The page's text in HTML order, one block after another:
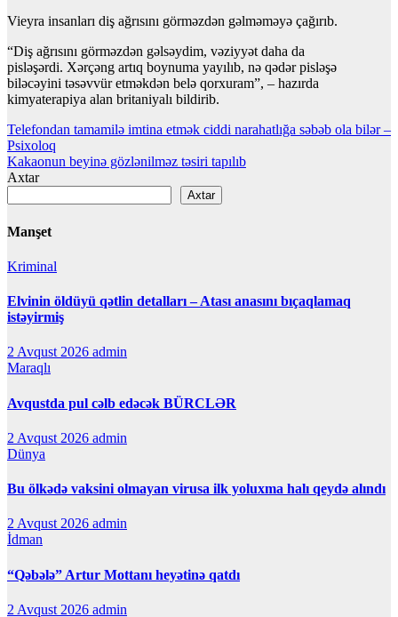
Vieyra insanları diş ağrısını görməzdən gəlməməyə çağırıb.
“Diş ağrısını görməzdən gəlsəydim, vəziyyət daha da
pisləşərdi. Xərçəng artıq boynuma yayılıb, nə qədər pisləşə
biləcəyini təsəvvür etməkdən belə qorxuram”, – hazırda
kimyaterapiya alan britaniyalı bildirib.
Yazı
naviqasiyası
Telefondan tamamilə imtina etmək ciddi narahatlığa səbəb ola bilər –
Psixoloq
Kakaonun beyinə gözlənilməz təsiri tapılıb
Axtar
Axtar
Manşet
Kriminal
Elvinin öldüyü qətlin detalları – Atası anasını bıçaqlamaq
istəyirmiş
2 Avqust 2026 admin
Maraqlı
Avqustda pul cəlb edəcək BÜRCLƏR
2 Avqust 2026 admin
Dünya
Bu ölkədə vaksini olmayan virusa ilk yoluxma halı qeydə alındı
2 Avqust 2026 admin
İdman
“Qəbələ” Artur Mottanı heyətinə qatdı
2 Avqust 2026 admin